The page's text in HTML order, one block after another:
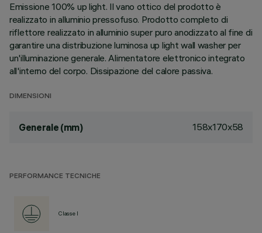
Emissione 100% up light. Il vano ottico del prodotto è
realizzato in alluminio pressofuso. Prodotto completo di
riflettore realizzato in alluminio super puro anodizzato al fine di
garantire una distribuzione luminosa up light wall washer per
un'illuminazione generale. Alimentatore elettronico integrato
all'interno del corpo. Dissipazione del calore passiva.
DIMENSIONI
Generale (mm) 158x170x58
PERFORMANCE TECNICHE
Classe I